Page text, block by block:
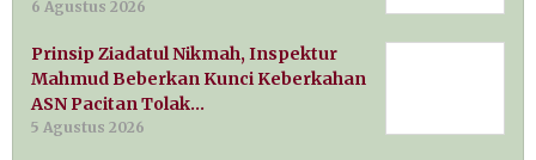
6 Agustus 2026
Prinsip Ziadatul Nikmah, Inspektur
Mahmud Beberkan Kunci Keberkahan
ASN Pacitan Tolak…
5 Agustus 2026